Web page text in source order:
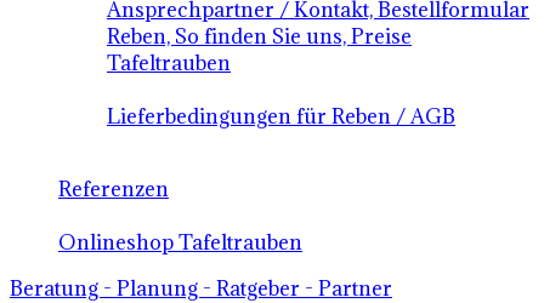
Ansprechpartner / Kontakt, Bestellformular
Reben, So finden Sie uns, Preise
Tafeltrauben
Lieferbedingungen für Reben / AGB
Referenzen
Onlineshop Tafeltrauben
Beratung - Planung - Ratgeber - Partner